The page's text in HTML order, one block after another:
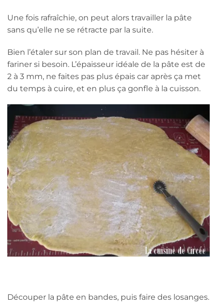
Une fois rafraîchie, on peut alors travailler la pâte
sans qu’elle ne se rétracte par la suite.
Bien l’étaler sur son plan de travail. Ne pas hésiter à
fariner si besoin. L’épaisseur idéale de la pâte est de
2 à 3 mm, ne faites pas plus épais car après ça met
du temps à cuire, et en plus ça gonfle à la cuisson.
Découper la pâte en bandes, puis faire des losanges.